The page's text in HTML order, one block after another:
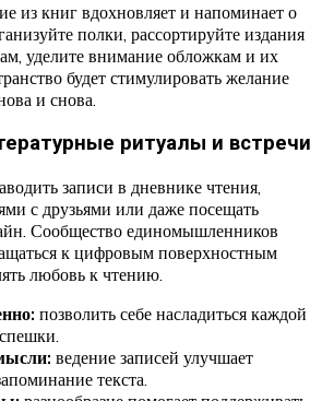
из книг вдохновляет и напоминает о
полки, рассортируйте издания
уделите внимание обложкам и их
будет стимулировать желание
и снова.
ритуалы и встречи
записи в дневнике чтения,
с друзьями или даже посещать
Сообщество единомышленников
к цифровым поверхностным
любовь к чтению.
позволить себе насладиться каждой
ведение записей улучшает
текста.